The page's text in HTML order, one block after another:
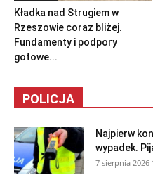
Kładka nad Strugiem w
Rzeszowie coraz bliżej.
Fundamenty i podpory
gotowe...
POLICJA
Najpierw
wypadek.
7 sierpnia 2026